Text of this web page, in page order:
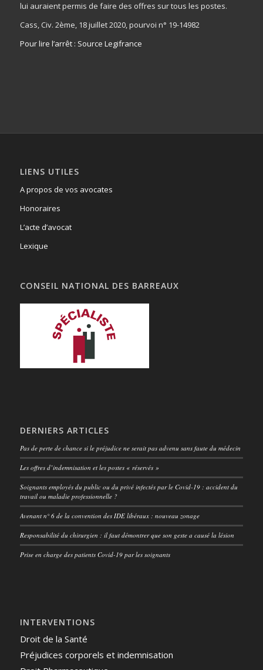
lui auraient permis de faire des offres sur tous les postes.
Cass, Civ. 2ème, 18 juillet 2020, pourvoi n° 19-14982
Pour lire l’arrêt : Source Legifrance
LIENS UTILES
A propos de vos avocates
Honoraires
L’acte d’avocat
Lexique
CONSEIL NATIONAL DES BARREAUX
DERNIERS ARTICLES
Pas de perte de chance si le préjudice ne serait pas advenu sans faute du médecin
Les offres d’indemnisation et les postes « réservés »
Soignants employés du public ou du privé infectés par le Covid-19 : accident du
travail ou maladie professionnelle ?
Avenant n° 6 de la convention des IDE libéraux : nouveau zonage
Responsabilité du chirurgien : il faut démontrer que son geste a causé la lésion
Prise en charge des patients Covid-19 par les soignants
INTERVENTIONS
Droit de la Santé
Préjudices corporels et indemnisation